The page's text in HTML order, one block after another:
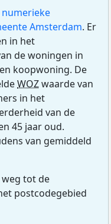
numerieke
Amsterdam. Er
in het
de woningen in
koopwoning. De
WOZwaarde van
in het
van de
45 jaar oud.
van gemiddeld
tot de
postcodegebied